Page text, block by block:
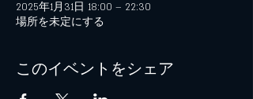
2025年1月31日 18:00 – 22:30
場所を未定にする
このイベントをシェア